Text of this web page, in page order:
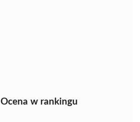
Ocena w rankingu